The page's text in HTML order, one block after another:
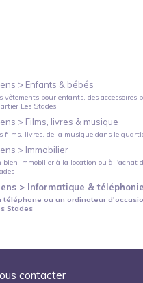
> Enfants & bébés
vêtements pour enfants, des accessoires
Les Stades
> Films, livres & musique
films, livres, de la musiquedans le
> Immobilier
bien immobilier à la location ou à l'achat
> Informatique & téléphonie
téléphone ou un ordinateur
Stades
contacter